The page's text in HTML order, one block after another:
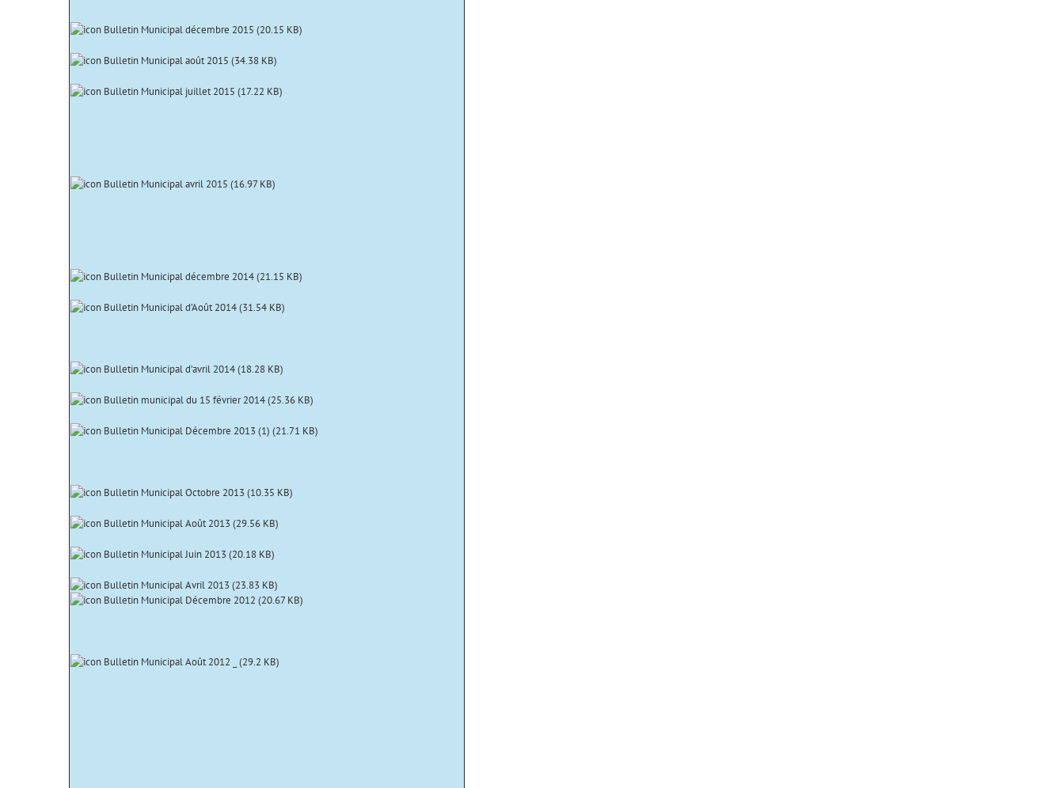
Bulletin Municipal décembre 2015 (20.15 KB)
Bulletin Municipal août 2015 (34.38 KB)
Bulletin Municipal juillet 2015 (17.22 KB)
Bulletin Municipal avril 2015 (16.97 KB)
Bulletin Municipal décembre 2014 (21.15 KB)
Bulletin Municipal d’Août 2014 (31.54 KB)
Bulletin Municipal d’avril 2014 (18.28 KB)
Bulletin municipal du 15 février 2014 (25.36 KB)
Bulletin Municipal Décembre 2013 (1) (21.71 KB)
Bulletin Municipal Octobre 2013 (10.35 KB)
Bulletin Municipal Août 2013 (29.56 KB)
Bulletin Municipal Juin 2013 (20.18 KB)
Bulletin Municipal Avril 2013 (23.83 KB)
Bulletin Municipal Décembre 2012 (20.67 KB)
Bulletin Municipal Août 2012 _ (29.2 KB)